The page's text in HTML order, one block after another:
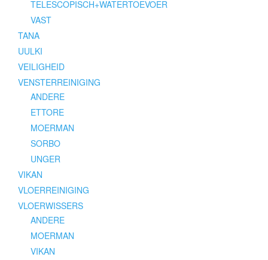
TELESCOPISCH+WATERTOEVOER
VAST
TANA
UULKI
VEILIGHEID
VENSTERREINIGING
ANDERE
ETTORE
MOERMAN
SORBO
UNGER
VIKAN
VLOERREINIGING
VLOERWISSERS
ANDERE
MOERMAN
VIKAN